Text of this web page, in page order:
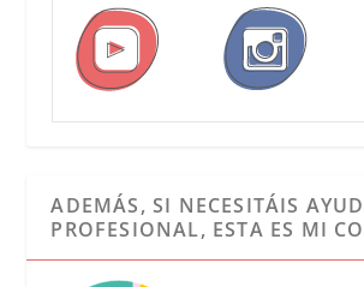
ADEMÁS, SI NECESITÁIS
PROFESIONAL, ESTA ES MI